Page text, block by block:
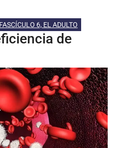
FASCÍCULO 6, EL ADULTO
de